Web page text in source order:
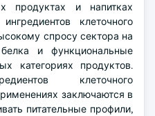
продуктах и напитках
клеточного
спросу сектора на
и функциональные
категориях продуктов.
клеточного
заключаются в
питательные профили,